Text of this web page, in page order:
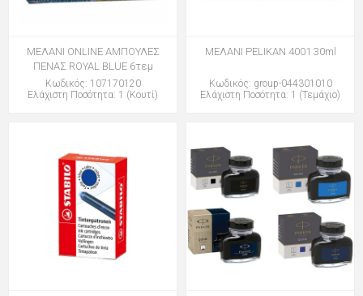
ΜΕΛΑΝΙ ONLINE ΑΜΠΟΥΛΕΣ
ΠΕΝΑΣ ROYAL BLUE 6τεμ
Κωδικός: 107170120
Ελάχιστη Ποσότητα: 1 (Κουτί)
ΜΕΛΑΝΙ PELIKAN 4001 30ml
Κωδικός: group-044301010
Ελάχιστη Ποσότητα: 1 (Τεμάχιο)